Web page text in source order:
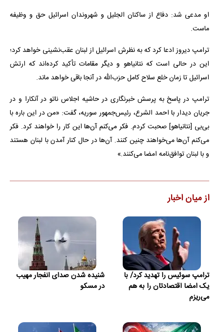
او مدعی شد: دفاع از ساکنان الجلیل و شهروندان اسرائیل حق و وظیفه
ماست.
ترامپ دیروز ادعا کرد که به نظرش اسرائیل از لبنان عقب‌نشینی خواهد کرد؛
این در حالی است که نتانیاهو و دیگر مقامات تأکید کرده‌اند که ارتش
اسرائیل تا زمان خلع سلاح کامل حزب‌الله در آنجا باقی خواهد ماند.
ترامپ در پاسخ به پرسش خبرنگاری در حاشیه اجلاس ناتو در آنکارا و در
جریان دیدار با احمد الشرع، رئیس‌جمهور سوریه، گفت: «من در این باره با
بی‌بی [نتانیاهو] صحبت کردم. فکر می‌کنم آن‌ها این کار را خواهند کرد. فکر
می‌کنم آن‌ها می‌خواهند چنین کنند. آن‌ها در حال کنار آمدن با لبنان هستند
و با لبنان توافق‌نامه امضا می‌کنند.»
از میان اخبار
ترامپ سوئیس را تهدید کرد/ با
یک امضا اقتصادتان را به هم
می‌ریزم
شنیده شدن صدای انفجار مهیب
در مسکو